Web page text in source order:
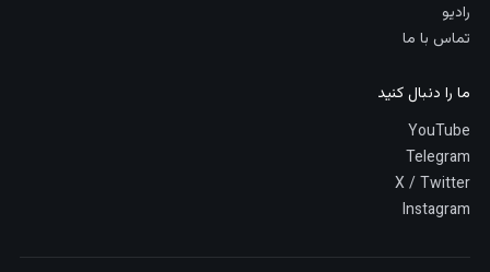
رادیو
تماس با ما
ما را دنبال کنید
YouTube
Telegram
X / Twitter
Instagram